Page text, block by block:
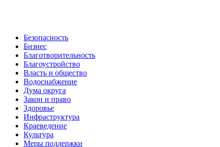
Безопасность
Бизнес
Благотворительность
Благоустройство
Власть и общество
Водоснабжение
Дума округа
Закон и право
Здоровье
Инфраструктура
Краеведение
Культура
Меры поддержки